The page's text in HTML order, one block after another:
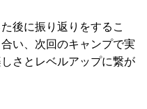
後に振り返りをするこ
い、次回のキャンプで実
さとレベルアップに繋が